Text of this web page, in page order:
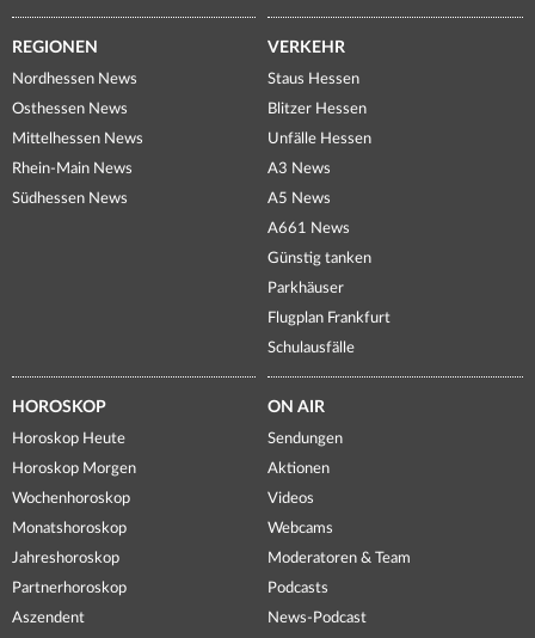
REGIONEN
Nordhessen News
Osthessen News
Mittelhessen News
Rhein-Main News
Südhessen News
VERKEHR
Staus Hessen
Blitzer Hessen
Unfälle Hessen
A3 News
A5 News
A661 News
Günstig tanken
Parkhäuser
Flugplan Frankfurt
Schulausfälle
HOROSKOP
Horoskop Heute
Horoskop Morgen
Wochenhoroskop
Monatshoroskop
Jahreshoroskop
Partnerhoroskop
Aszendent
ON AIR
Sendungen
Aktionen
Videos
Webcams
Moderatoren & Team
Podcasts
News-Podcast